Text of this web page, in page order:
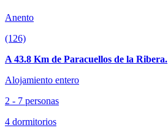
Anento
(126)
A 43.8 Km de Paracuellos de la Ribera.
Alojamiento entero
2 - 7 personas
4 dormitorios